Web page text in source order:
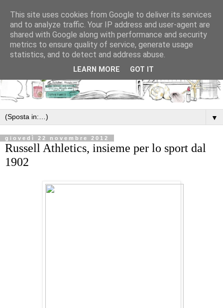
▼
giovedì 22 novembre 2012
Russell Athletics, insieme per lo sport dal
1902
This site uses cookies from Google to deliver its services
and to analyze traffic. Your IP address and user-agent are
shared with Google along with performance and security
metrics to ensure quality of service, generate usage
statistics, and to detect and address abuse.
LEARN MORE GOT IT